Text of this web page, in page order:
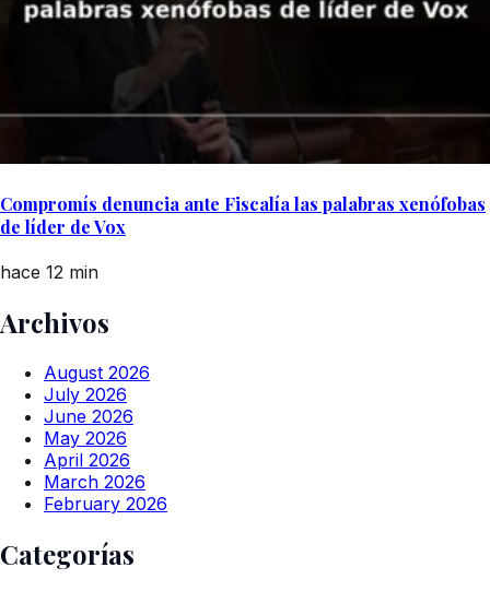
Compromís denuncia ante Fiscalía las palabras xenófobas
de líder de Vox
hace 12 min
Archivos
August 2026
July 2026
June 2026
May 2026
April 2026
March 2026
February 2026
Categorías